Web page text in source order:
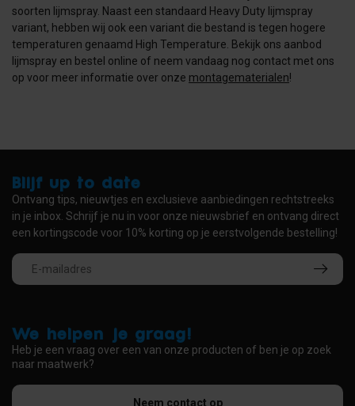
soorten lijmspray. Naast een standaard Heavy Duty lijmspray
variant, hebben wij ook een variant die bestand is tegen hogere
temperaturen genaamd High Temperature. Bekijk ons aanbod
lijmspray en bestel online of neem vandaag nog contact met ons
op voor meer informatie over onze montagematerialen!
We helpen je graag!
Heb je een vraag over een van onze producten of ben je op zoek
naar maatwerk?
Neem contact op
Blijf up to date
Ontvang tips, nieuwtjes en exclusieve aanbiedingen rechtstreeks
in je inbox. Schrijf je nu in voor onze nieuwsbrief en ontvang direct
een kortingscode voor 10% korting op je eerstvolgende bestelling!